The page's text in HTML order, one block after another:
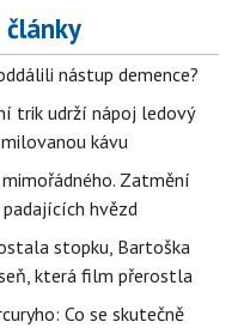
články
nástup demence?
trik udrží nápoj ledový
kávu
Zatmění
hvězd
stopku, Bartoška
která film přerostla
Co se skutečně